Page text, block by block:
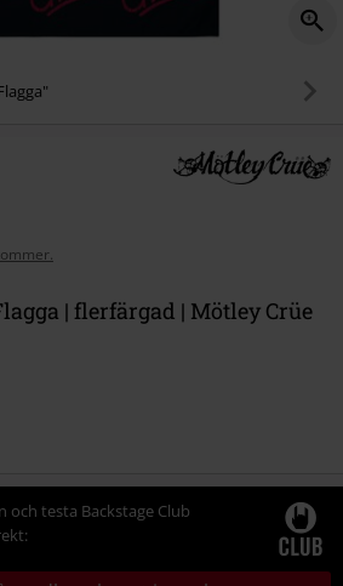
| flerfärgad | Mötley Crüe
och testa Backstage Club